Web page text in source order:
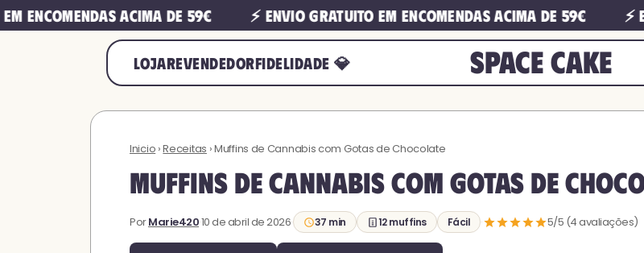
acima de 59€ ⚡ Envio gratuito em encomendas acima de 59€ ⚡
LOJAREVENDEDORFIDELIDADE 💎 Space Cake
Inicio ›Receitas › Muffins de Cannabis com Gotas de Chocolate
Muffins de Cannabis com Gotas de
PorMarie420·10 de abril de 2026· 37 min 12 muffins Fácil · 5/5 (4 avaliações)